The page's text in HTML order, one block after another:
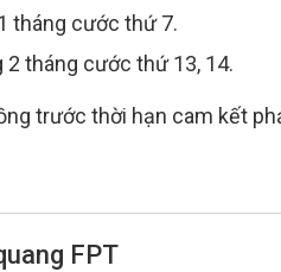
tháng cước thứ 7.
tháng cước thứ 13, 14.
trước thời hạn cam kết
FPT